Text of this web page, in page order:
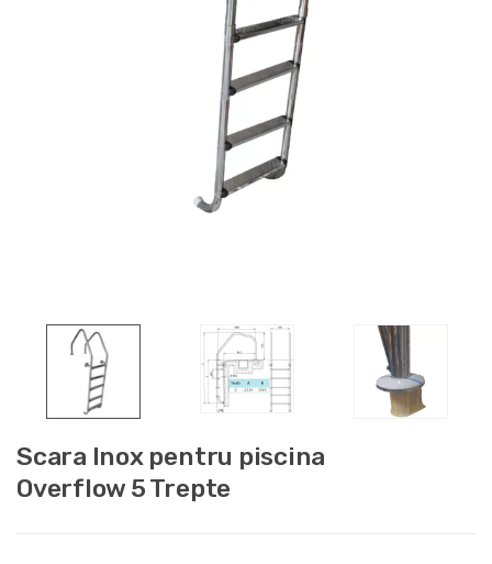
Scara Inox pentru piscina
Overflow 5 Trepte